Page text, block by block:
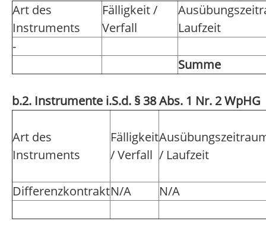
Art des
Instruments
Fälligkeit /
Verfall
Laufzeit
-
Summe
b.2. Instrumente i.S.d. § 38 Abs. 1 Nr. 2 WpHG
Art des
Instruments
Fälligkeit
/ Verfall / Laufzeit
DifferenzkontraktN/A N/A